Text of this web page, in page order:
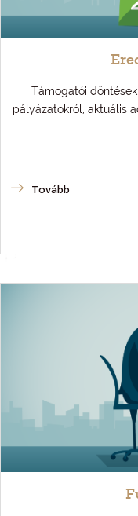
Támogatói döntések
pályázatokról, aktuális
Tovább